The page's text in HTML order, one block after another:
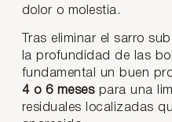
dolor o molestia.
Tras eliminar el sarro
la profundidad de las
fundamental un buen
4 o 6 mesespara una
residuales localizadas